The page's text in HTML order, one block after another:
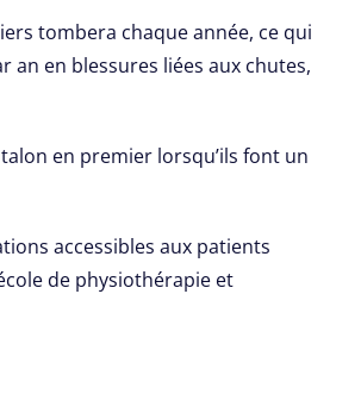
tombera chaque année, ce qui
an en blessures liées aux chutes,
en premier lorsqu’ils font un
accessibles aux patients
de physiothérapie et